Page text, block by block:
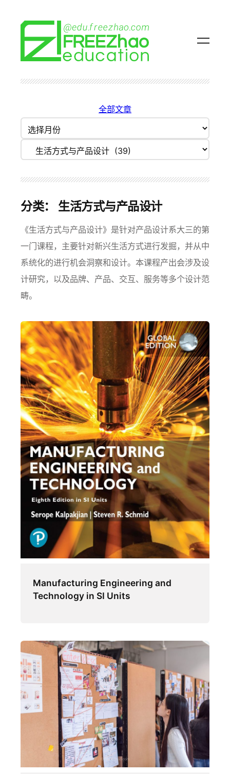
全部文章
档分类目录
分类： 生活方式与产品设计
《生活方式与产品设计》是针对产品设计系大三的第
一门课程，主要针对新兴生活方式进行发掘，并从中
系统化的进行机会洞察和设计。本课程产出会涉及设
计研究，以及品牌、产品、交互、服务等多个设计范
畴。
Manufacturing Engineering and
Technology in SI Units